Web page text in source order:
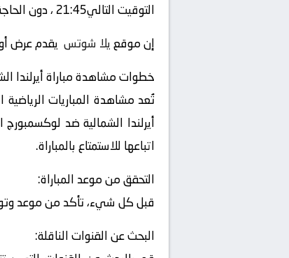
التوقيت التالي21:45 ، دون الحاجة إلى التلفزيون العادي أو الحضور إلى الملعب.
إن موقعيلا شوتس يقدم عرض أو
خطوات مشاهدة مباراة أيرلندا
تُعد مشاهدة المباريات
أيرلندا الشمالية ضد
اتباعها للاستمتاع بالمباراة.
التحقق من موعد المباراة:
قبل كل شيء، تأكد من موعد
البحث عن القنوات الناقلة: